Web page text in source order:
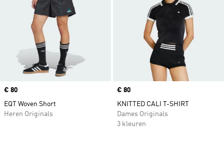
Price
€ 80
EQT Woven Short
Heren Originals
Price
€ 80
KNITTED CALI T-SHIRT
Dames Originals
3 kleuren